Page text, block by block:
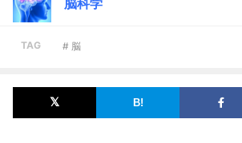
TAG # 脳